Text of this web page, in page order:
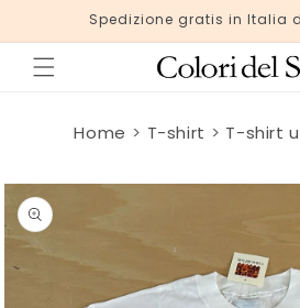
direttamente
ai contenuti
Spedizione gratis in Italia
Home T-shirt
T-shirt
informazioni
sul
prodotto